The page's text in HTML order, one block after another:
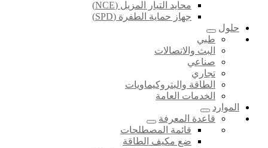
محايد التيار المزيل (NCE)
جهاز حماية الطفرة (SPD)
حلول
طبي
البث والاتصالات
صناعي
تجاري
الطاقة والبتروكيماويات
الخدمات العامة
الموارد
قاعدة المعرفة
قائمة المصطلحات
ضع مكيف الطاقة